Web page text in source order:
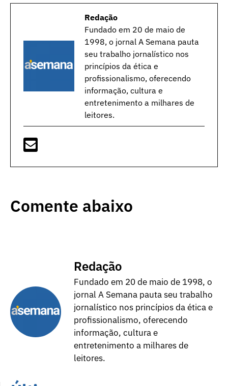
Redação
Fundado em 20 de maio de
1998, o jornal A Semana pauta
seu trabalho jornalístico nos
princípios da ética e
profissionalismo, oferecendo
informação, cultura e
entretenimento a milhares de
leitores.
Comente abaixo
Redação
Fundado em 20 de maio de 1998, o
jornal A Semana pauta seu trabalho
jornalístico nos princípios da ética e
profissionalismo, oferecendo
informação, cultura e
entretenimento a milhares de
leitores.